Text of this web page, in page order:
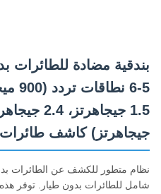
جيجاهرتز) كاشف طائرات
نظام متطور للكشف عن الطائرات
شامل للطائرات بدون طيار. توفر هذه